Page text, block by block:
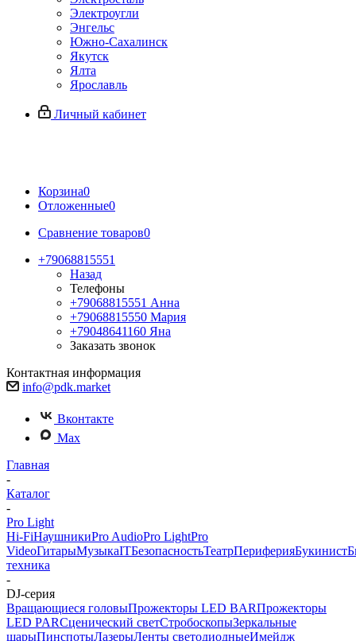
Электроугли
Энгельс
Южно-Сахалинск
Якутск
Ялта
Ярославль
Личный кабинет
Корзина0
Отложенные0
Сравнение товаров0
+79068815551
Назад
Телефоны
+79068815551 Анна
+79068815550 Мария
+79048641160 Яна
Заказать звонок
Контактная информация
info@pdk.market
Вконтакте
Max
Главная
-
Каталог
-
Pro Light
Hi-FiНаушникиPro AudioPro LightPro
VideoГитарыМузыкаITБезопасностьТеатрПериферияБукинист
техника
-
DJ-серия
Вращающиеся головыПрожекторы LED BARПрожекторы
LED PARСценический светСтробоскопыЗеркальные
шарыПинспотыЛазерыЛенты светодиодныеИмейдж